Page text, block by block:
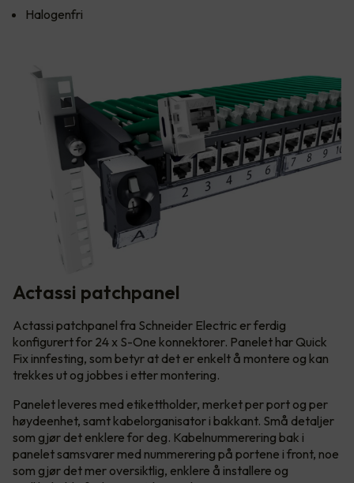
Halogenfri
Actassi patchpanel
Actassi patchpanel fra Schneider Electric er ferdig
konfigurert for 24 x S-One konnektorer. Panelet har Quick
Fix innfesting, som betyr at det er enkelt å montere og kan
trekkes ut og jobbes i etter montering.
Panelet leveres med etikettholder, merket per port og per
høydeenhet, samt kabelorganisator i bakkant. Små detaljer
som gjør det enklere for deg. Kabelnummerering bak i
panelet samsvarer med nummerering på portene i front, noe
som gjør det mer oversiktlig, enklere å installere og